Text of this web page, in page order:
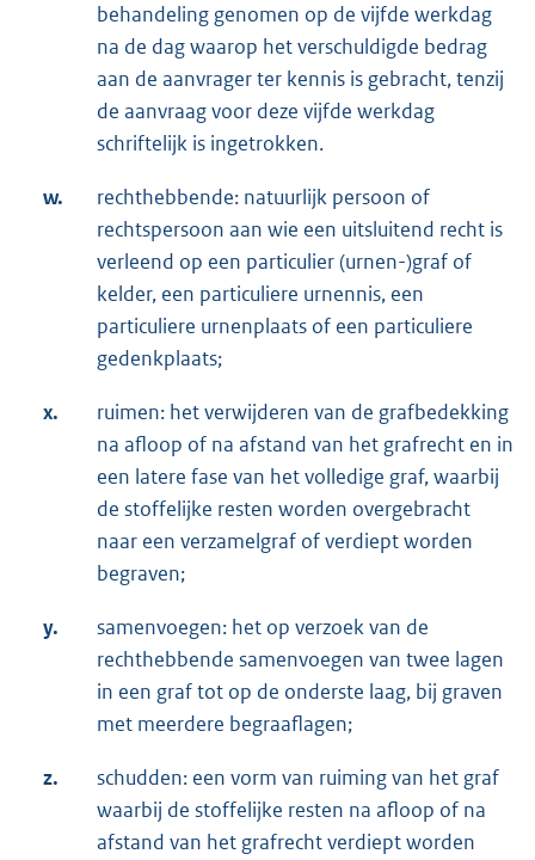
behandeling genomen op de vijfde werkdag
na de dag waarop het verschuldigde bedrag
aan de aanvrager ter kennis is gebracht, tenzij
de aanvraag voor deze vijfde werkdag
schriftelijk is ingetrokken.
w.
rechthebbende: natuurlijk persoon of
rechtspersoon aan wie een uitsluitend recht is
verleend op een particulier (urnen-)graf of
kelder, een particuliere urnennis, een
particuliere urnenplaats of een particuliere
gedenkplaats;
x.
ruimen: het verwijderen van de grafbedekking
na afloop of na afstand van het grafrecht en in
een latere fase van het volledige graf, waarbij
de stoffelijke resten worden overgebracht
naar een verzamelgraf of verdiept worden
begraven;
y.
samenvoegen: het op verzoek van de
rechthebbende samenvoegen van twee lagen
in een graf tot op de onderste laag, bij graven
met meerdere begraaflagen;
z.
schudden: een vorm van ruiming van het graf
waarbij de stoffelijke resten na afloop of na
afstand van het grafrecht verdiept worden